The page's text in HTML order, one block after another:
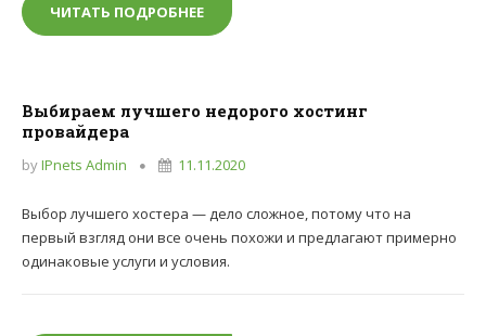
ЧИТАТЬ ПОДРОБНЕЕ ЛИМИТЫ РЕСУРСОВ НА ХОСТИНГАХ
Выбираем лучшего недорого хостинг
провайдера
byIPnets Admin 11.11.2020
Выбор лучшего хостера — дело сложное, потому что на
первый взгляд они все очень похожи и предлагают примерно
одинаковые услуги и условия.